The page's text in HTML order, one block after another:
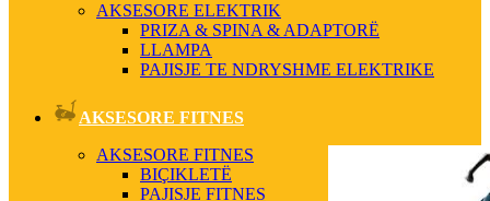
AKSESORE ELEKTRIK
PRIZA & SPINA & ADAPTORË
LLAMPA
PAJISJE TE NDRYSHME ELEKTRIKE
AKSESORE FITNES
AKSESORE FITNES
BIÇIKLETË
PAJISJE FITNES